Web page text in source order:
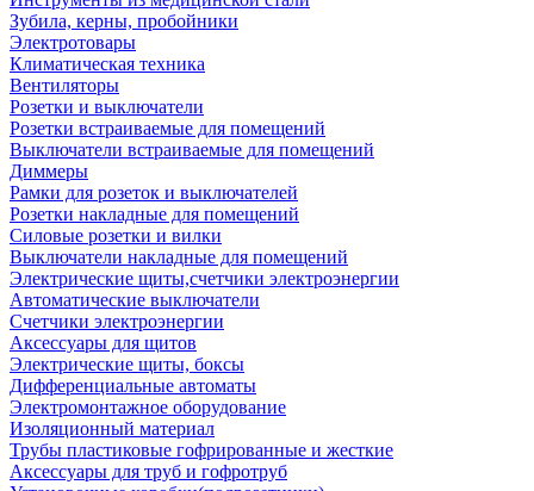
Зубила, керны, пробойники
Электротовары
Климатическая техника
Вентиляторы
Розетки и выключатели
Розетки встраиваемые для помещений
Выключатели встраиваемые для помещений
Диммеры
Рамки для розеток и выключателей
Розетки накладные для помещений
Силовые розетки и вилки
Выключатели накладные для помещений
Электрические щиты,счетчики электроэнергии
Автоматические выключатели
Счетчики электроэнергии
Аксессуары для щитов
Электрические щиты, боксы
Дифференциальные автоматы
Электромонтажное оборудование
Изоляционный материал
Трубы пластиковые гофрированные и жесткие
Аксессуары для труб и гофротруб